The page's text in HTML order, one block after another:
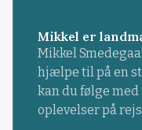
Mikkel er
Mikkel
hjælpe til på en
kan du følge
oplevelser på